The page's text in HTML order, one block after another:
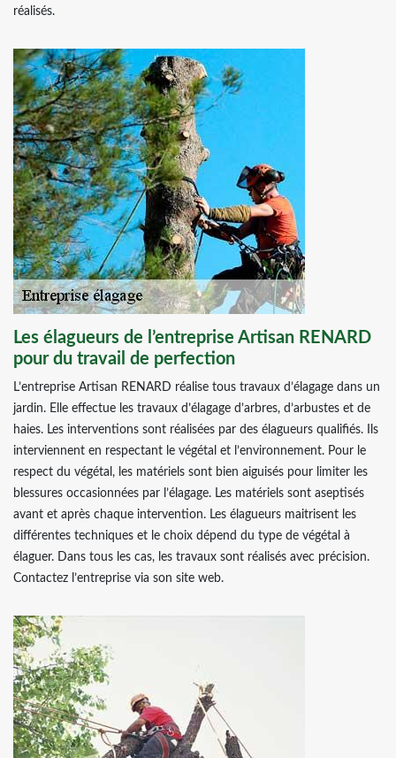
réalisés.
Les élagueurs de l’entreprise Artisan RENARD
pour du travail de perfection
L’entreprise Artisan RENARD réalise tous travaux d’élagage dans un
jardin. Elle effectue les travaux d’élagage d’arbres, d’arbustes et de
haies. Les interventions sont réalisées par des élagueurs qualifiés. Ils
interviennent en respectant le végétal et l’environnement. Pour le
respect du végétal, les matériels sont bien aiguisés pour limiter les
blessures occasionnées par l’élagage. Les matériels sont aseptisés
avant et après chaque intervention. Les élagueurs maitrisent les
différentes techniques et le choix dépend du type de végétal à
élaguer. Dans tous les cas, les travaux sont réalisés avec précision.
Contactez l’entreprise via son site web.